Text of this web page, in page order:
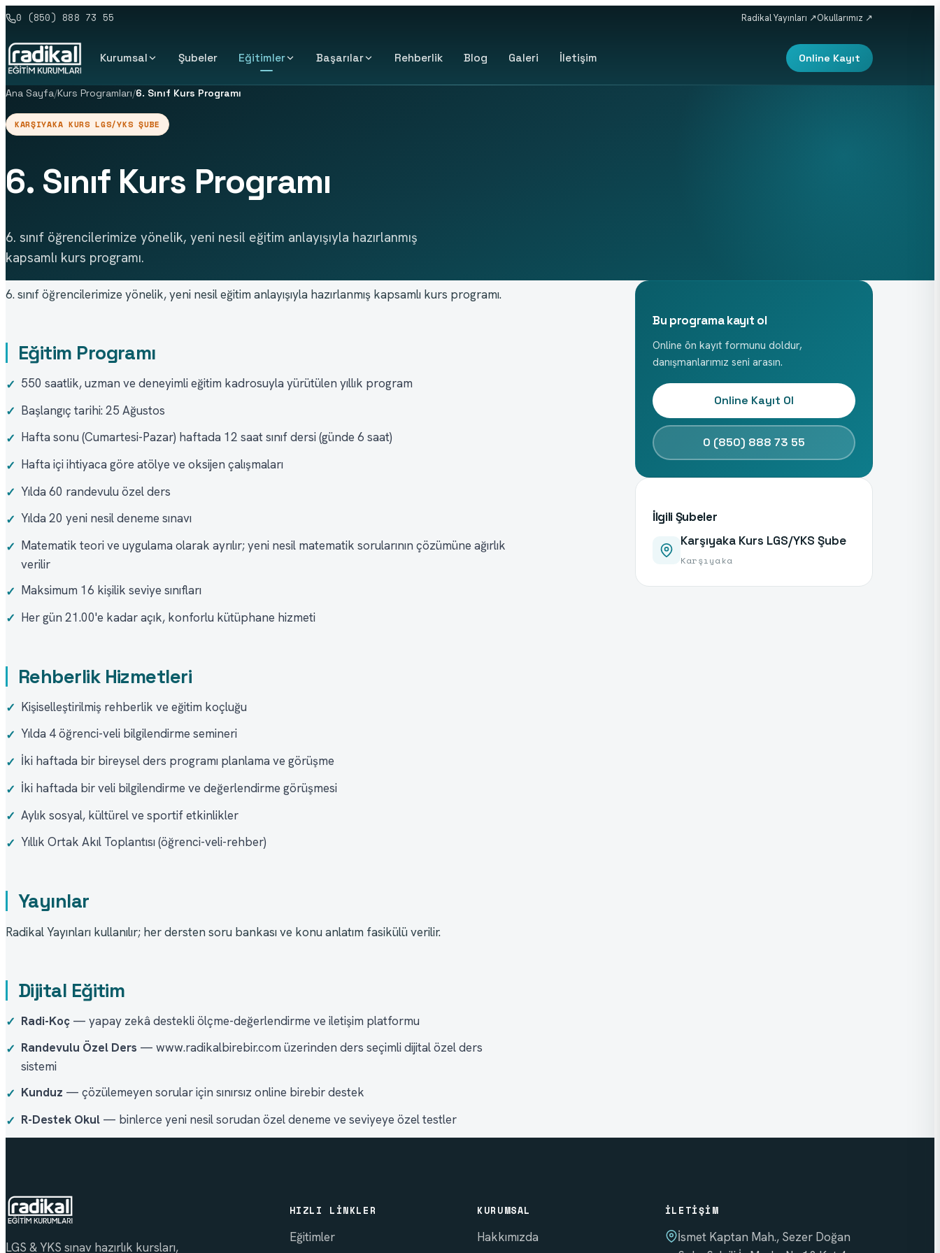
0 (850) 888 73 55 Radikal Yayınları ↗Okullarımız ↗
Kurumsal Şubeler Eğitimler Başarılar Rehberlik Blog Galeri İletişim Online Kayıt
Ana Sayfa/Kurs Programları/6. Sınıf Kurs Programı
KARŞIYAKA KURS LGS/YKS ŞUBE
6. Sınıf Kurs Programı
6. sınıf öğrencilerimize yönelik, yeni nesil eğitim anlayışıyla hazırlanmış
kapsamlı kurs programı.
6. sınıf öğrencilerimize yönelik, yeni nesil eğitim anlayışıyla hazırlanmış kapsamlı kurs programı.
Eğitim Programı
✓ 550 saatlik, uzman ve deneyimli eğitim kadrosuyla yürütülen yıllık program
✓ Başlangıç tarihi: 25 Ağustos
✓ Hafta sonu (Cumartesi-Pazar) haftada 12 saat sınıf dersi (günde 6 saat)
✓ Hafta içi ihtiyaca göre atölye ve oksijen çalışmaları
✓ Yılda 60 randevulu özel ders
✓ Yılda 20 yeni nesil deneme sınavı
✓ Matematik teori ve uygulama olarak ayrılır; yeni nesil matematik sorularının çözümüne ağırlık
verilir
✓ Maksimum 16 kişilik seviye sınıfları
✓ Her gün 21.00'e kadar açık, konforlu kütüphane hizmeti
Rehberlik Hizmetleri
✓ Kişiselleştirilmiş rehberlik ve eğitim koçluğu
✓ Yılda 4 öğrenci-veli bilgilendirme semineri
✓ İki haftada bir bireysel ders programı planlama ve görüşme
✓ İki haftada bir veli bilgilendirme ve değerlendirme görüşmesi
✓ Aylık sosyal, kültürel ve sportif etkinlikler
✓ Yıllık Ortak Akıl Toplantısı (öğrenci-veli-rehber)
Yayınlar
Radikal Yayınları kullanılır; her dersten soru bankası ve konu anlatım fasikülü verilir.
Dijital Eğitim
✓ Radi-Koç — yapay zekâ destekli ölçme-değerlendirme ve iletişim platformu
✓ Randevulu Özel Ders — www.radikalbirebir.com üzerinden ders seçimli dijital özel ders
sistemi
✓ Kunduz — çözülemeyen sorular için sınırsız online birebir destek
✓ R-Destek Okul — binlerce yeni nesil sorudan özel deneme ve seviyeye özel testler
Bu programa kayıt ol
Online ön kayıt formunu doldur,
danışmanlarımız seni arasın.
Online Kayıt Ol
0 (850) 888 73 55
İlgili Şubeler
Karşıyaka Kurs LGS/YKS Şube
Karşıyaka
LGS & YKS sınav hazırlık kursları,
HIZLI LINKLER
Eğitimler
KURUMSAL
Hakkımızda
İLETIŞIM
İsmet Kaptan Mah., Sezer Doğan